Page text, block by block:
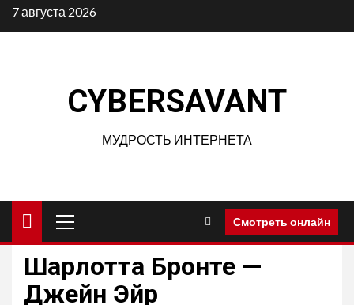
Перейти
к
7 августа 2026
CYBERSAVANT
МУДРОСТЬ ИНТЕРНЕТА
меню
Смотреть онлайн
Шарлотта Бронте —
Джейн Эйр